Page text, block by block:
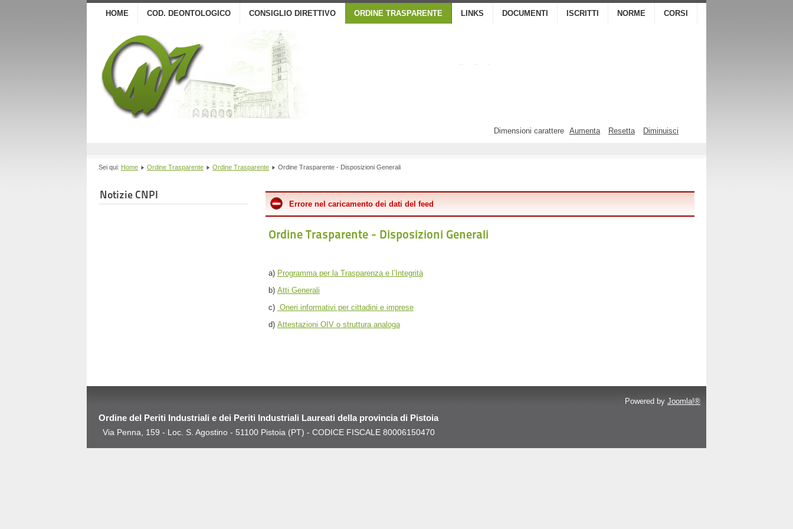
Dimensioni carattere Aumenta Resetta Diminuisci
HOME COD. DEONTOLOGICO CONSIGLIO DIRETTIVO ORDINE TRASPARENTE LINKS DOCUMENTI ISCRITTI NORME CORSI
Sei qui: Home Ordine Trasparente Ordine Trasparente Ordine Trasparente - Disposizioni Generali
Notizie CNPI
Errore nel caricamento dei dati del feed
Ordine Trasparente - Disposizioni Generali
a) Programma per la Trasparenza e l’Integrità
b) Atti Generali
c) Oneri informativi per cittadini e imprese
d) Attestazioni OIV o struttura analoga
Ordine del Periti Industriali e dei Periti Industriali Laureati della provincia di Pistoia
Via Penna, 159 - Loc. S. Agostino - 51100 Pistoia (PT) - CODICE FISCALE 80006150470
Powered by Joomla!®